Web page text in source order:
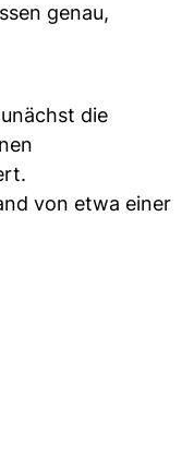
genau,
die
von etwa einer